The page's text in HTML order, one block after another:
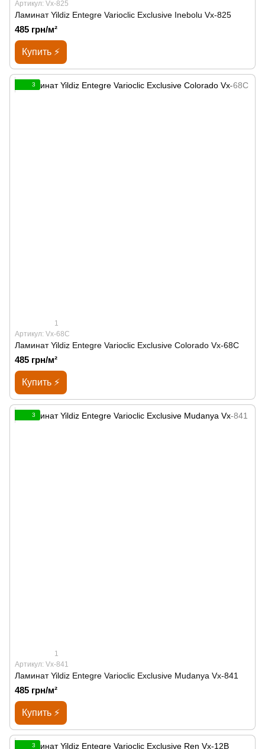
Артикул: Vx-825
Ламинат Yildiz Entegre Varioclic Exclusive Inebolu Vx-825
485 грн/м²
Купить ⚡
3
1
Артикул: Vx-68C
Ламинат Yildiz Entegre Varioclic Exclusive Сolorado Vx-68C
485 грн/м²
Купить ⚡
3
1
Артикул: Vx-841
Ламинат Yildiz Entegre Varioclic Exclusive Mudanya Vx-841
485 грн/м²
Купить ⚡
3